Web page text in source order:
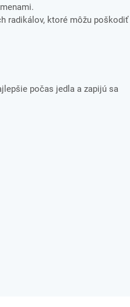
radikálov, ktoré môžu poškodiť
počas jedla a zapijú sa